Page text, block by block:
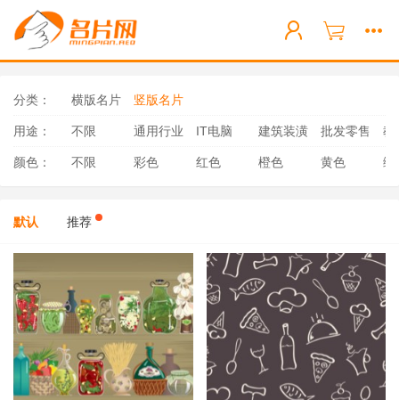
分类： 横版名片 竖版名片
用途： 不限 通用行业 IT电脑 建筑装潢 批发零售 教
颜色： 不限 彩色 红色 橙色 黄色 绿
默认 推荐